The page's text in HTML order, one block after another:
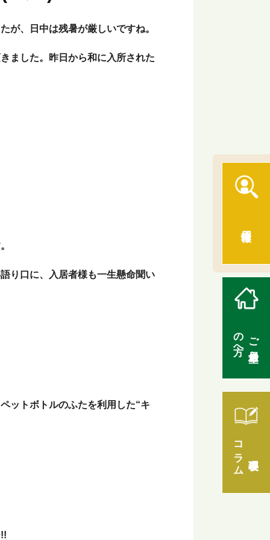
ご入居希望
の方へ
コラム
が、日中は残暑が厳しいですね。
ました。昨日から和に入所された
り口に、入居者様も一生懸命聞い
ットボトルのふたを利用した“キ